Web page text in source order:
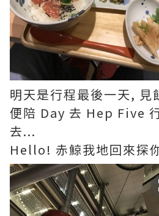
明天是行程最後一天, 見
便陪 Day 去 Hep Five
去...
Hello! 赤鯨我地回來探